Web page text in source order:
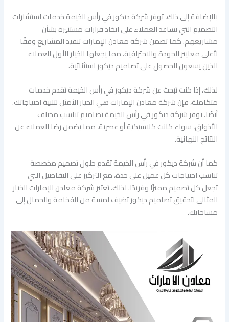
بالإضافة إلى ذلك، توفر شركة ديكور في رأس الخيمة خدمات استشارات
التصميم التي تساعد العملاء على اتخاذ قرارات مستنيرة بشأن
مشاريعهم. كما تضمن شركة معادن الإمارات تنفيذ المشاريع وفقًا
لأعلى معايير الجودة والاحترافية، مما يجعلها الخيار الأول للعملاء
الذين يسعون للحصول على تصاميم ديكور استثنائية.
لذلك، إذا كنت تبحث عن شركة ديكور في رأس الخيمة تقدم خدمات
متكاملة، فإن شركة معادن الإمارات هي الخيار الأمثل لتلبية احتياجاتك.
أيضًا، توفر شركة ديكور في رأس الخيمة تصاميم تناسب مختلف
الأذواق، سواء كانت كلاسيكية أو عصرية، مما يضمن رضا العملاء عن
النتائج النهائية.
كما أن شركة ديكور في رأس الخيمة تقدم حلول تصميم مخصصة
تناسب احتياجات كل عميل على حدة، مع التركيز على التفاصيل التي
تجعل كل تصميم مميزًا وفريدًا. لذلك، تعتبر شركة معادن الإمارات الخيار
المثالي لتحقيق تصاميم ديكور تضيف لمسة من الفخامة والجمال إلى
مساحاتك.